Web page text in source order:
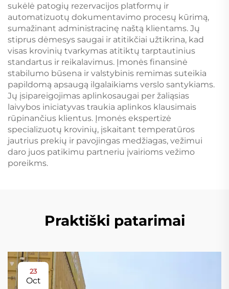
sukėlė patogių rezervacijos platformų ir
automatizuotų dokumentavimo procesų kūrimą,
sumažinant administracinę naštą klientams. Jų
stiprus dėmesys saugai ir atitikčiai užtikrina, kad
visas krovinių tvarkymas atitiktų tarptautinius
standartus ir reikalavimus. Įmonės finansinė
stabilumo būsena ir valstybinis remimas suteikia
papildomą apsaugą ilgalaikiams verslo santykiams.
Jų įsipareigojimas aplinkosaugai per žaliąsias
laivybos iniciatyvas traukia aplinkos klausimais
rūpinančius klientus. Įmonės ekspertizė
specializuotų krovinių, įskaitant temperatūros
jautrius prekių ir pavojingas medžiagas, vežimui
daro juos patikimu partneriu įvairioms vežimo
poreikms.
Praktiški patarimai
23
Oct